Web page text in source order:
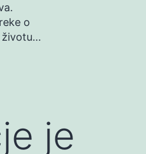
o
životu…
je